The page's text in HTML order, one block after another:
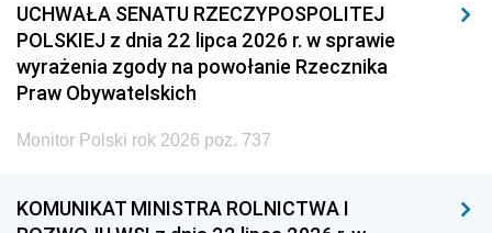
UCHWAŁA SENATU RZECZYPOSPOLITEJ
POLSKIEJ z dnia 22 lipca 2026 r. w sprawie
wyrażenia zgody na powołanie Rzecznika
Praw Obywatelskich
Monitor Polski rok 2026 poz. 737
KOMUNIKAT MINISTRA ROLNICTWA I